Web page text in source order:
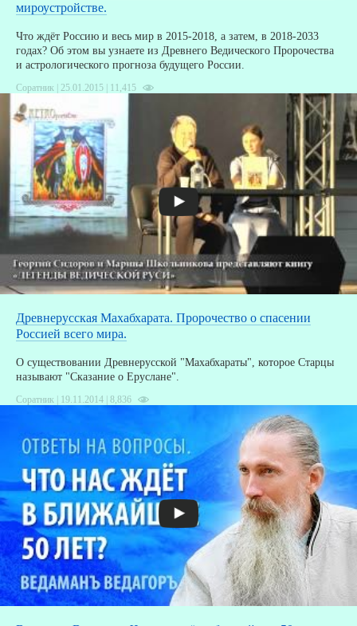
мироустройстве.
Что ждёт Россию и весь мир в 2015-2018, а затем, в 2018-2033
годах? Об этом вы узнаете из Древнего Ведического Пророчества
и астрологического прогноза будущего России.
Соратник | 25.01.2015 | 11,415
Древнерусская Махабхарата. Пророчество о спасении
Россией всего мира.
О существовании Древнерусской "Махабхараты", которое Старцы
называют "Сказание о Еруслане".
Соратник | 19.11.2014 | 8,836